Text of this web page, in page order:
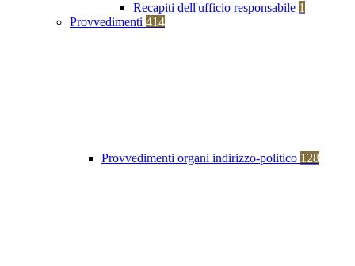
Recapiti dell'ufficio responsabile 1
Provvedimenti 414
Provvedimenti organi indirizzo-politico 128